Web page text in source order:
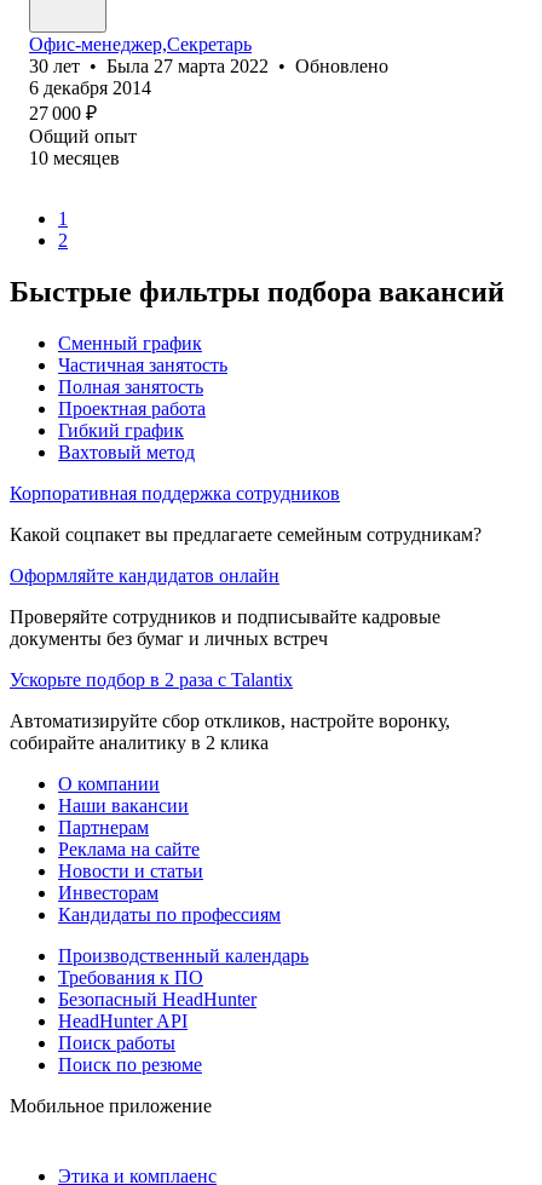
Офис-менеджер,Секретарь
30 лет • Была 27 марта 2022 • Обновлено
6 декабря 2014
27 000 ₽
Общий опыт
10 месяцев
1
2
Быстрые фильтры подбора вакансий
Сменный график
Частичная занятость
Полная занятость
Проектная работа
Гибкий график
Вахтовый метод
Корпоративная поддержка сотрудников
Какой соцпакет вы предлагаете семейным сотрудникам?
Оформляйте кандидатов онлайн
Проверяйте сотрудников и подписывайте кадровые
документы без бумаг и личных встреч
Ускорьте подбор в 2 раза с Talantix
Автоматизируйте сбор откликов, настройте воронку,
собирайте аналитику в 2 клика
О компании
Наши вакансии
Партнерам
Реклама на сайте
Новости и статьи
Инвесторам
Кандидаты по профессиям
Производственный календарь
Требования к ПО
Безопасный HeadHunter
HeadHunter API
Поиск работы
Поиск по резюме
Мобильное приложение
Этика и комплаенс